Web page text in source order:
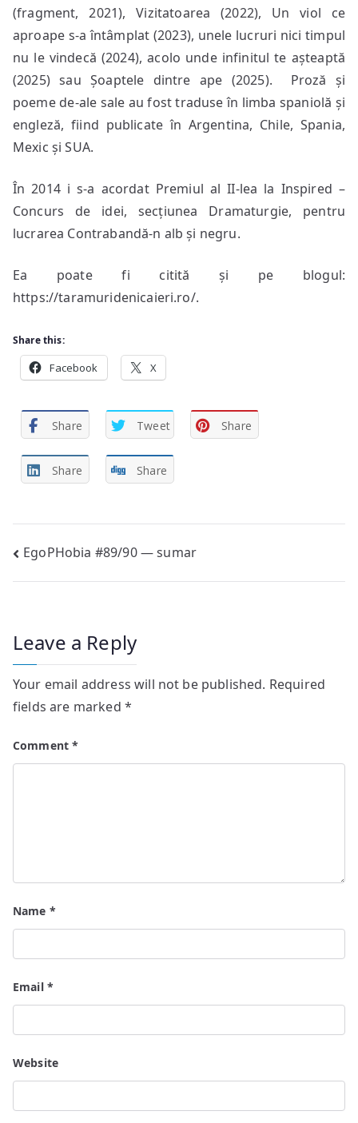
(fragment, 2021), Vizitatoarea (2022), Un viol ce
aproape s-a întâmplat (2023), unele lucruri nici timpul
nu le vindecă (2024), acolo unde infinitul te așteaptă
(2025) sau Șoaptele dintre ape (2025). Proză și
poeme de-ale sale au fost traduse în limba spaniolă și
engleză, fiind publicate în Argentina, Chile, Spania,
Mexic și SUA.
În 2014 i s-a acordat Premiul al II-lea la Inspired –
Concurs de idei, secțiunea Dramaturgie, pentru
lucrarea Contrabandă-n alb și negru.
Ea poate fi citită și pe blogul:
https://taramuridenicaieri.ro/.
Share this:
Facebook X
Share Tweet Share
Share Share
Post
navigation
EgoPHobia #89/90 — sumar
Leave a Reply
Your email address will not be published. Required
fields are marked *
Comment*
Name *
Email *
Website